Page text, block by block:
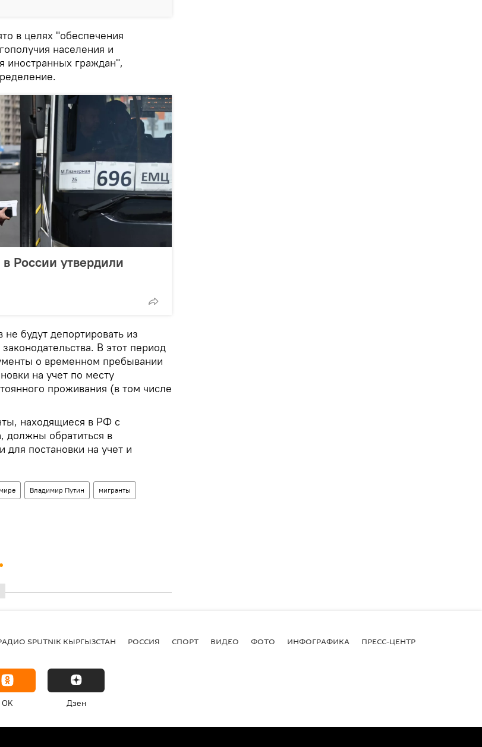
в целях "обеспечения
населения и
иностранных граждан",
России утвердили
будут депортировать из
В этот период
о временном пребывании
на учет по месту
проживания (в том числе
находящиеся в РФ с
должны обратиться в
постановки на учет и
Владимир Путин мигранты
SPUTNIK КЫРГЫЗСТАН РОССИЯ СПОРТ ВИДЕО ФОТО ИНФОГРАФИКА ПРЕСС-ЦЕНТР
OK Дзен